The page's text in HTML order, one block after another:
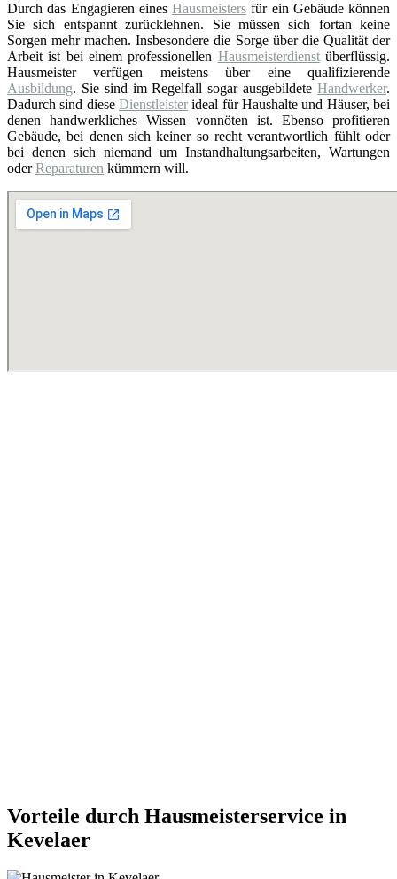
Durch das Engagieren eines Hausmeisters für ein Gebäude können
Sie sich entspannt zurücklehnen. Sie müssen sich fortan keine
Sorgen mehr machen. Insbesondere die Sorge über die Qualität der
Arbeit ist bei einem professionellen Hausmeisterdienstüberflüssig.
Hausmeister verfügen meistens über eine qualifizierende
Ausbildung. Sie sind im Regelfall sogar ausgebildete Handwerker.
Dadurch sind diese Dienstleister ideal für Haushalte und Häuser, bei
denen handwerkliches Wissen vonnöten ist. Ebenso profitieren
Gebäude, bei denen sich keiner so recht verantwortlich fühlt oder
bei denen sich niemand um Instandhaltungsarbeiten, Wartungen
oderReparaturen kümmern will.
Vorteile durch Hausmeisterservice in
Kevelaer